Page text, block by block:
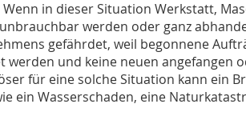
in dieser Situation Werkstatt,
werden oder ganz
gefährdet, weil begonnene
werden und keine neuen angefangen
für eine solche Situation kann ein
ein Wasserschaden, eine